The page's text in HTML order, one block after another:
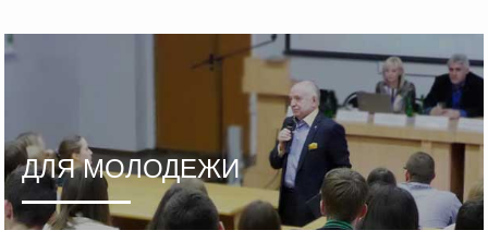
ДЛЯ МОЛОДЕЖИ